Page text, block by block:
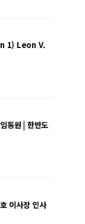
1) Leon V.
동원 | 한반도
이사장 인사